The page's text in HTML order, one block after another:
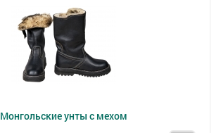
Монгольские унты с мехом